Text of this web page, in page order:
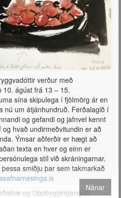
verður með
10. ágúst frá 13 – 15.
sína skipulega í fjölmörg ár en
nú um átjánhundruð. Ferðalagið í
og gefandi og jafnvel kennt
hvað undirmeðvitundin er að
Ýmsar aðferðir er hægt að
texta en hver og einn er
stíl við skráningarnar.
smiðju þar sem takmarkað
og Uppbyggingarsjóði
Nánar